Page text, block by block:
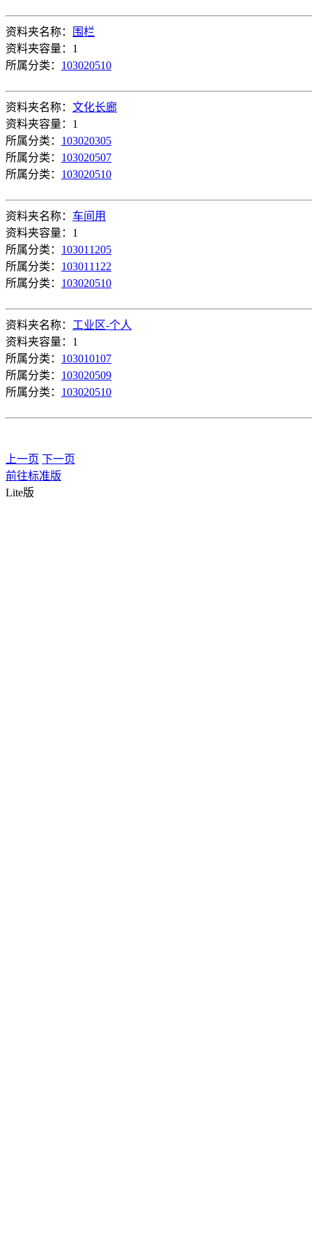
资料夹名称：
围栏
资料夹容量：1
所属分类： 103020510
资料夹名称： 文化长廊
资料夹容量：1
所属分类： 103020305
所属分类： 103020507
所属分类： 103020510
资料夹名称： 车间用
资料夹容量：1
所属分类： 103011205
所属分类： 103011122
所属分类： 103020510
资料夹名称： 工业区-个人
资料夹容量：1
所属分类： 103010107
所属分类： 103020509
所属分类： 103020510
上一页 下一页
前往标准版
Lite版